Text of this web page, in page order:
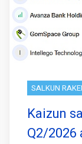
SALKUN
Kaizun
Q2/2026